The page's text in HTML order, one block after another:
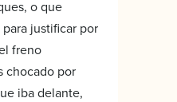
o que
justificar por
freno
chocado por
iba delante,